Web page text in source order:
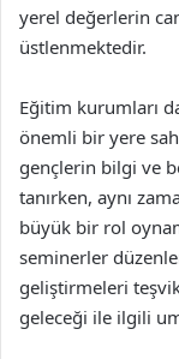
yerel değerlerin
üstlenmektedir.
Eğitim kurumları
önemli bir yere
gençlerin bilgi ve
tanırken, aynı
büyük bir rol
seminerler
geliştirmeleri
geleceği ile ilgili